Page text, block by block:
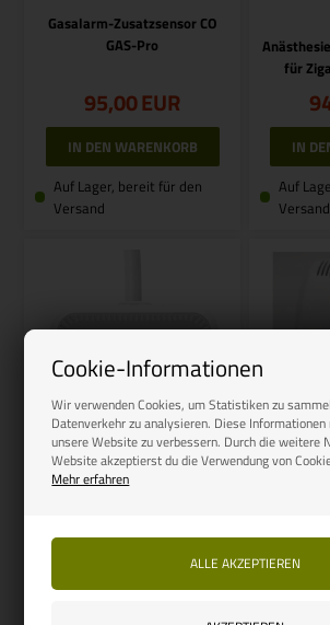
Cookie-Informationen
Wir verwenden Cookies, um Statistiken zu
Datenverkehr zu analysieren. Diese
unsere Website zu verbessern. Durch die weitere
Website akzeptierst du die Verwendung von
Mehr erfahren
Gasalarm-Zusatzsensor CO
GAS-Pro
95,00EUR
Auf Lager, bereit für den
Versand
für
Auf
Versand